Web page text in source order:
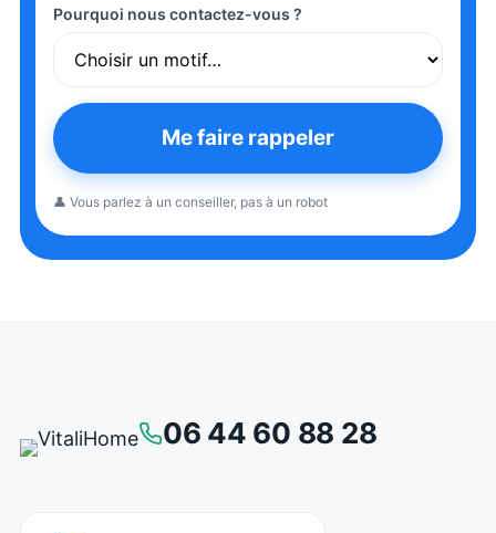
Pourquoi nous contactez-vous ?
Me faire rappeler
👤 Vous parlez à un conseiller, pas à un robot
06 44 60 88 28